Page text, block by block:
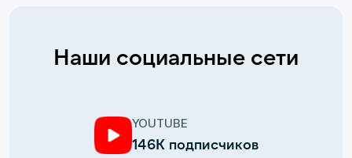
Наши социальные сети
YOUTUBE
146К подписчиков